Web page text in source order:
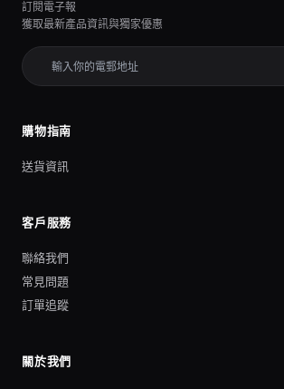
訂閱電子報
獲取最新產品資訊與獨家優惠
購物指南
送貨資訊
客戶服務
聯絡我們
常見問題
訂單追蹤
關於我們